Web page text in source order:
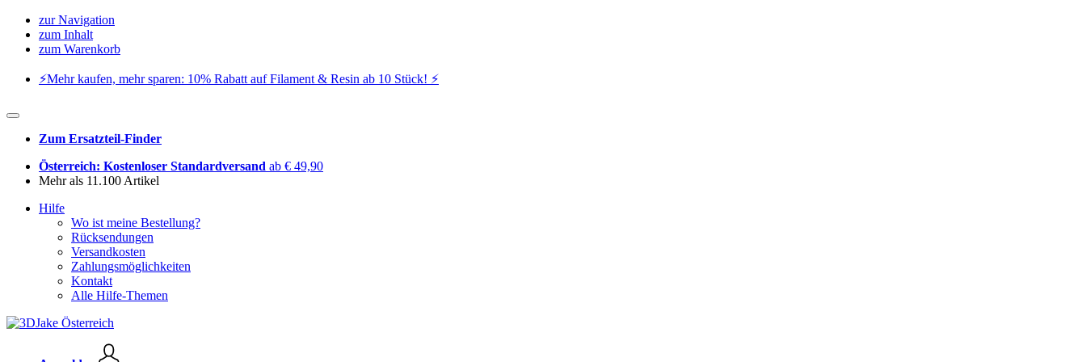
zur Navigation
zum Inhalt
zum Warenkorb
⚡️Mehr kaufen, mehr sparen: 10% Rabatt auf Filament & Resin ab 10 Stück! ⚡️
Zum Ersatzteil-Finder
Österreich: Kostenloser Standardversand ab € 49,90
Mehr als 11.100 Artikel
Hilfe
Wo ist meine Bestellung?
Rücksendungen
Versandkosten
Zahlungsmöglichkeiten
Kontakt
Alle Hilfe-Themen